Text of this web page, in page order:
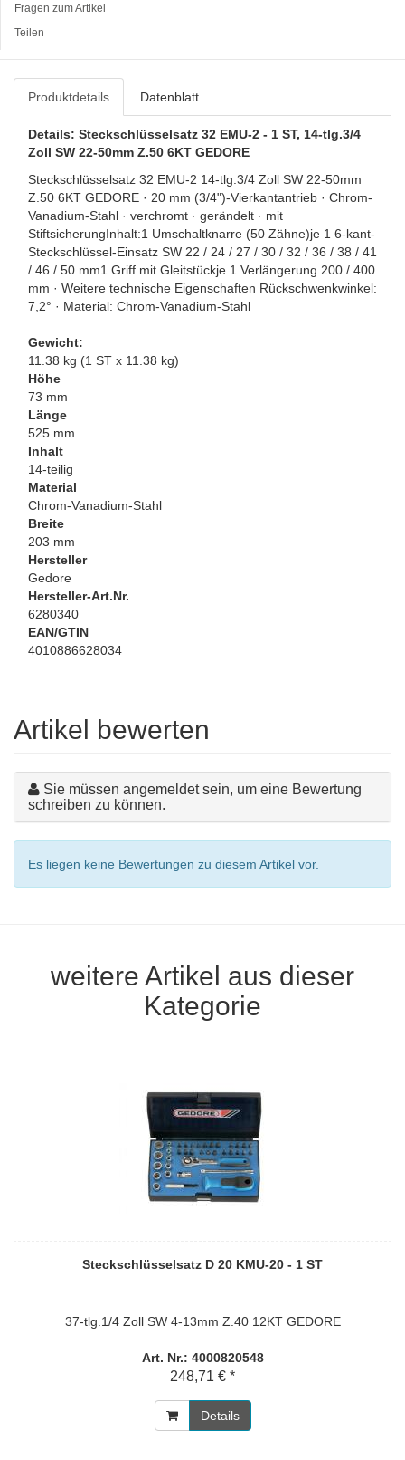
Fragen zum Artikel
Teilen
Produktdetails Datenblatt
Details: Steckschlüsselsatz 32 EMU-2 - 1 ST, 14-tlg.3/4
Zoll SW 22-50mm Z.50 6KT GEDORE
Steckschlüsselsatz 32 EMU-2 14-tlg.3/4 Zoll SW 22-50mm
Z.50 6KT GEDORE · 20 mm (3/4")-Vierkantantrieb · Chrom-
Vanadium-Stahl · verchromt · gerändelt · mit
StiftsicherungInhalt:1 Umschaltknarre (50 Zähne)je 1 6-kant-
Steckschlüssel-Einsatz SW 22 / 24 / 27 / 30 / 32 / 36 / 38 / 41
/ 46 / 50 mm1 Griff mit Gleitstückje 1 Verlängerung 200 / 400
mm · Weitere technische Eigenschaften Rückschwenkwinkel:
7,2° · Material: Chrom-Vanadium-Stahl
Gewicht:
11.38 kg (1 ST x 11.38 kg)
Höhe
73 mm
Länge
525 mm
Inhalt
14-teilig
Material
Chrom-Vanadium-Stahl
Breite
203 mm
Hersteller
Gedore
Hersteller-Art.Nr.
6280340
EAN/GTIN
4010886628034
Artikel bewerten
Sie müssen angemeldet sein, um eine Bewertung
schreiben zu können.
Es liegen keine Bewertungen zu diesem Artikel vor.
weitere Artikel aus dieser
Kategorie
Steckschlüsselsatz D 20 KMU-20 - 1 ST
37-tlg.1/4 Zoll SW 4-13mm Z.40 12KT GEDORE
Art. Nr.: 4000820548
248,71 € *
Details